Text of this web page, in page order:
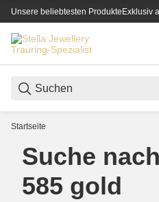
Unsere beliebtesten ProdukteExklusiv
Startseite
Suche
585 gold